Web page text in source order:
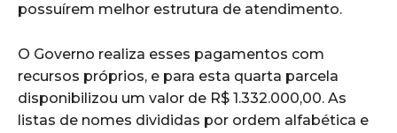
possuírem melhor estrutura de atendimento.
O Governo realiza esses pagamentos com
recursos próprios, e para esta quarta parcela
disponibilizou um valor de R$ 1.332.000,00. As
listas de nomes divididas por ordem alfabética e